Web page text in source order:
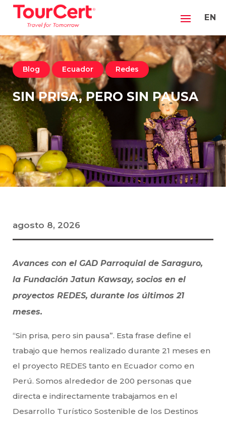
EN
Blog Ecuador Redes
SIN PRISA, PERO SIN PAUSA
agosto 8, 2026
Avances con el GAD Parroquial de Saraguro,
la Fundación Jatun Kawsay, socios en el
proyectos REDES, durante los últimos 21
meses.
“Sin prisa, pero sin pausa”. Esta frase define el
trabajo que hemos realizado durante 21 meses en
el proyecto REDES tanto en Ecuador como en
Perú. Somos alrededor de 200 personas que
directa e indirectamente trabajamos en el
Desarrollo Turístico Sostenible de los Destinos